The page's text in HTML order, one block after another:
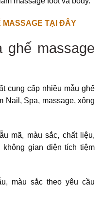
MASSAGE TẠI ĐÂY
ghế massage
cung cấp nhiều mẫu ghế
Nail, Spa, massage, xông
mã, màu sắc, chất liệu,
gian diện tích tiệm
màu sắc theo yêu cầu